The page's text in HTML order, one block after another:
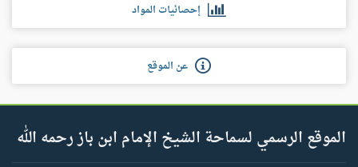
إحصائيات المواد
عن الموقع
الموقع الرسمي لسماحة الشيخ الإمام ابن باز رحمه الله